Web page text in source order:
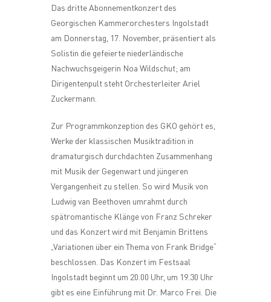
Das dritte Abonnementkonzert des
Georgischen Kammerorchesters Ingolstadt
am Donnerstag, 17. November, präsentiert als
Solistin die gefeierte niederländische
Nachwuchsgeigerin Noa Wildschut; am
Dirigentenpult steht Orchesterleiter Ariel
Zuckermann.
Zur Programmkonzeption des GKO gehört es,
Werke der klassischen Musiktradition in
dramaturgisch durchdachten Zusammenhang
mit Musik der Gegenwart und jüngeren
Vergangenheit zu stellen. So wird Musik von
Ludwig van Beethoven umrahmt durch
spätromantische Klänge von Franz Schreker
und das Konzert wird mit Benjamin Brittens
„Variationen über ein Thema von Frank Bridge“
beschlossen. Das Konzert im Festsaal
Ingolstadt beginnt um 20.00 Uhr, um 19.30 Uhr
gibt es eine Einführung mit Dr. Marco Frei. Die